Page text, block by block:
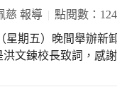
於新冠疫情肆虐、
高，為讓基金會成立
定將解散後的基金
萬元整捐贈本校，
慈 報導 點閱數：
星期五）晚間舉辦新
文鍊校長致詞，感